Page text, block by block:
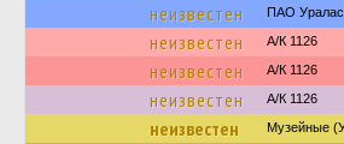
неизвестен ПАО
неизвестен А/К 1126
неизвестен А/К 1126
неизвестен А/К 1126
неизвестен Музейные